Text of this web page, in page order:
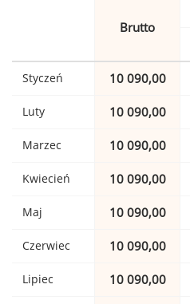
Brutto
Styczeń 10 090,00
Luty 10 090,00
Marzec 10 090,00
Kwiecień 10 090,00
Maj 10 090,00
Czerwiec 10 090,00
Lipiec 10 090,00